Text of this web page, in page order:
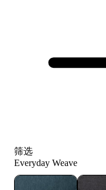
筛选
Everyday Weave